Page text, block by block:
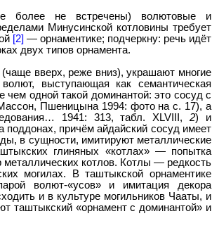
более не встречены) волютовые и
Минусинской котловины требует
[2] — орнаментике; подчеркну: речь идёт
двух типов орнамента.
вверх, реже вниз), украшают многие
выступающая как семантическая
одной такой доминантой: это сосуд с
Пшеницына 1994: фото на с. 17), а
1941: 313, табл. XLVIII,2) и
поддонах, причём айдайский сосуд имеет
в сущности, имитируют металлические
глиняных «котлах» — попытка
котлов. Котлы — редкость
могилах. В таштыкской орнаментике
волют-«усов» и имитация декора
и в культуре могильников Чааты, и
таштыкский «орнамент с доминантой» и